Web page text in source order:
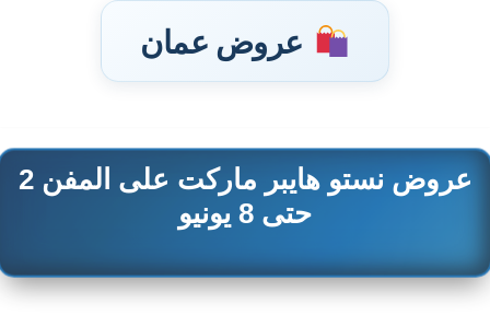
عروض عمان
تخطى
عروض نستو هايبر ماركت على المفن 2
حتى 8 يونيو